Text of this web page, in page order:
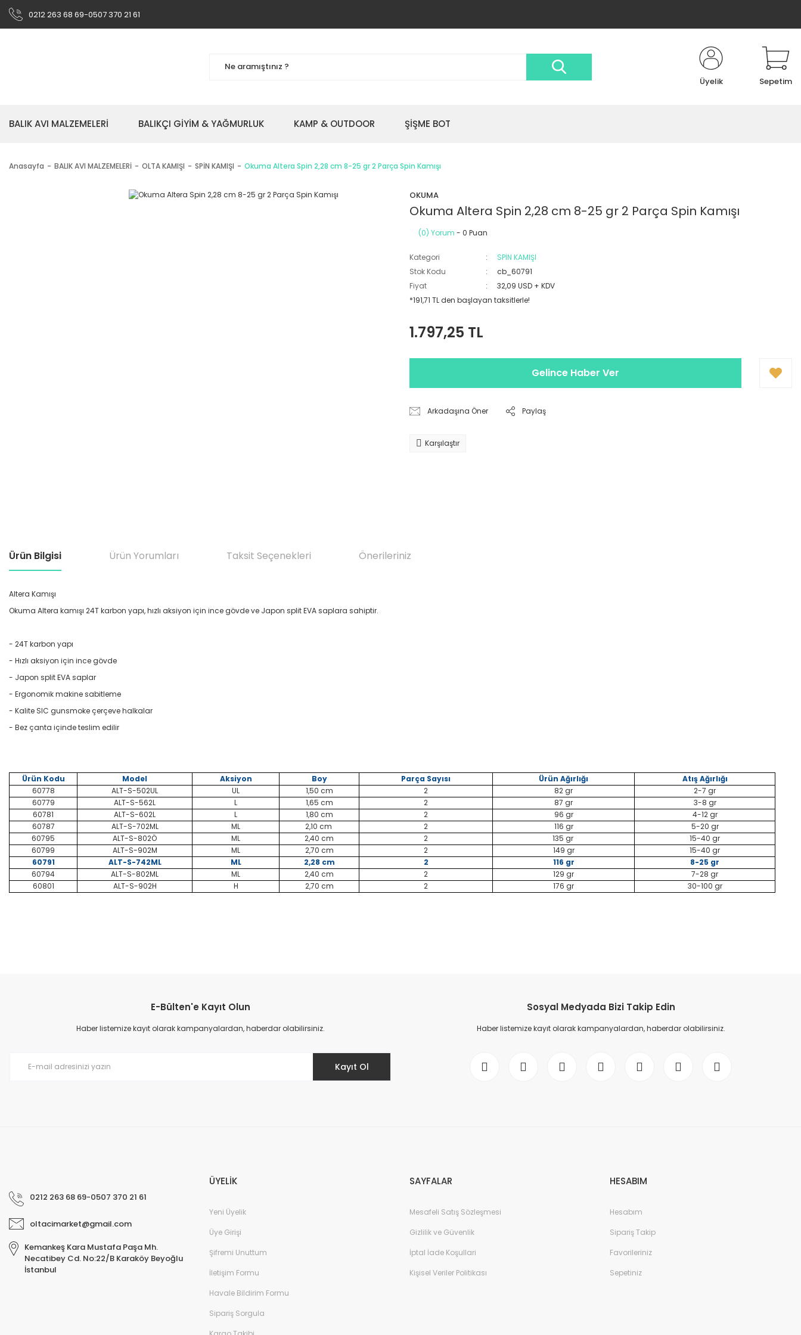
0212 263 68 69-0507 370 21 61
Üyelik Sepetim
BALIK AVI MALZEMELERİ BALIKÇI GİYİM & YAĞMURLUK KAMP & OUTDOOR ŞİŞME BOT
Anasayfa BALIK AVI MALZEMELERİ OLTA KAMIŞI SPİN KAMIŞI Okuma Altera Spin 2,28 cm 8-25 gr 2 Parça Spin Kamışı
OKUMA
Okuma Altera Spin 2,28 cm 8-25 gr 2 Parça Spin Kamışı
(0) Yorum - 0 Puan
Kategori
SPİN KAMIŞI
Stok Kodu
cb_60791
Fiyat
32,09 USD + KDV
*191,71 TL den başlayan taksitlerle!
1.797,25 TL
Gelince Haber Ver
Arkadaşına Öner Paylaş
Karşılaştır
Ürün Bilgisi Ürün Yorumları Taksit Seçenekleri Önerileriniz
Altera Kamışı
Okuma Altera kamışı 24T karbon yapı, hızlı aksiyon için ince gövde ve Japon split EVA saplara sahiptir.
- 24T karbon yapı
- Hızlı aksiyon için ince gövde
- Japon split EVA saplar
- Ergonomik makine sabitleme
- Kalite SIC gunsmoke çerçeve halkalar
- Bez çanta içinde teslim edilir
Ürün Kodu Model Aksiyon Boy Parça Sayısı Ürün Ağırlığı
Atış Ağırlığı
60778
ALT-S-502UL UL 1,50 cm 2 82 gr
2-7 gr
60779
ALT-S-562L L 1,65 cm 2 87 gr
3-8 gr
60781
ALT-S-602L L 1,80 cm 2 96 gr
4-12 gr
60787
ALT-S-702ML ML 2,10 cm 2 116 gr
5-20 gr
60795
ALT-S-802Ö ML 2,40 cm 2 135 gr
15-40 gr
60799
ALT-S-902M ML 2,70 cm 2 149 gr
15-40 gr
60791
ALT-S-742ML ML 2,28 cm 2 116 gr
8-25 gr
60794
ALT-S-802ML ML 2,40 cm 2 129 gr
7-28 gr
60801
ALT-S-902H H 2,70 cm 2 176 gr 30-100 gr
Ürün resmi kalitesiz, bozuk veya görüntülenemiyor.
Ürün açıklamasında eksik bilgiler bulunuyor.
E-Bülten'e Kayıt Olun
Haber listemize kayıt olarak kampanyalardan, haberdar olabilirsiniz.
Kayıt Ol
Sosyal Medyada Bizi Takip Edin
Haber listemize kayıt olarak kampanyalardan, haberdar olabilirsiniz.
0212 263 68 69-0507 370 21 61
oltacimarket@gmail.com
Kemankeş Kara Mustafa Paşa Mh.
Necatibey Cd. No:22/B Karaköy Beyoğlu
İstanbul
ÜYELİK
Yeni Üyelik
Üye Girişi
Şifremi Unuttum
İletişim Formu
Havale Bildirim Formu
Sipariş Sorgula
SAYFALAR
Mesafeli Satış Sözleşmesi
Gizlilik ve Güvenlik
İptal İade Koşullari
Kişisel Veriler Politikası
HESABIM
Hesabım
Sipariş Takip
Favorileriniz
Sepetiniz